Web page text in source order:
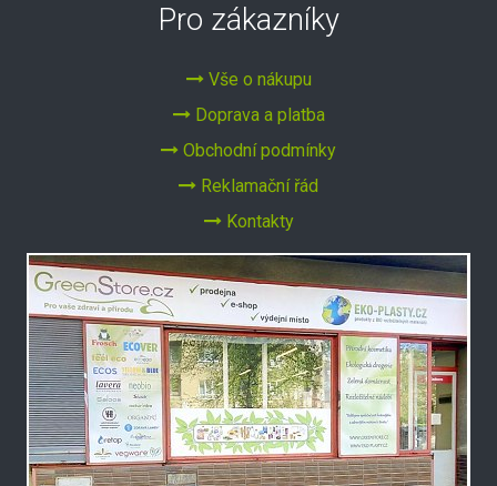
Pro zákazníky
Vše o nákupu
Doprava a platba
Obchodní podmínky
Reklamační řád
Kontakty